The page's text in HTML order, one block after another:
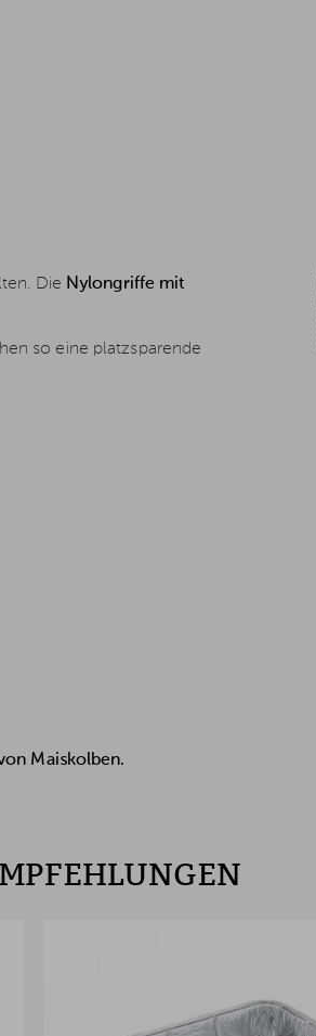
Die Nylongriffe mit
so eine platzsparende
Maiskolben.